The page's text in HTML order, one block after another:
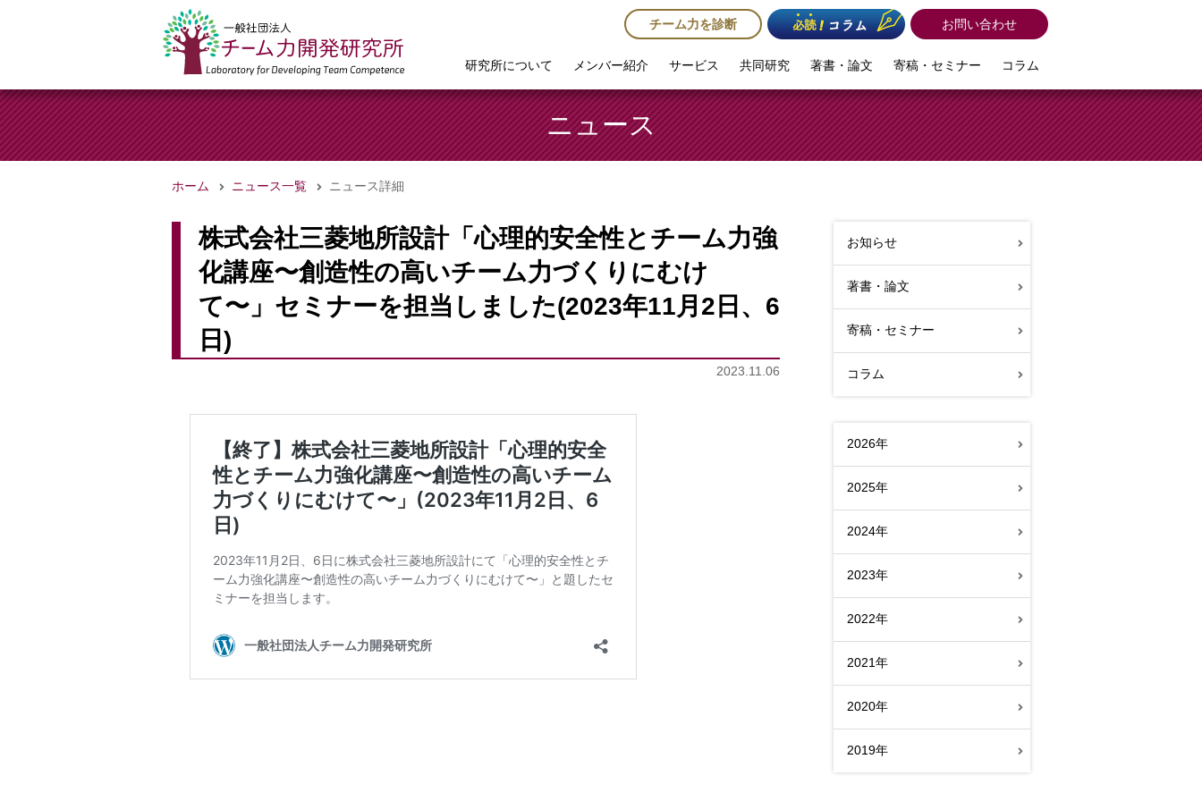
研究所について メンバー紹介 サービス 共同研究 著書・論文 寄稿・セミナー コラム
お問い合わせ
チーム力を診断
ニュース
ホーム ニュース一覧 ニュース詳細
株式会社三菱地所設計「心理的安全性とチーム力強
化講座〜創造性の高いチーム力づくりにむけ
て〜」セミナーを担当しました(2023年11月2日、6
日)
2023.11.06
お知らせ
著書・論文
寄稿・セミナー
コラム
2026年
2025年
2024年
2023年
2022年
2021年
2020年
2019年